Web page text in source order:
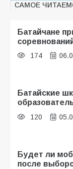
САМОЕ
Батайчане
174
Батайские
120
Будет ли
после